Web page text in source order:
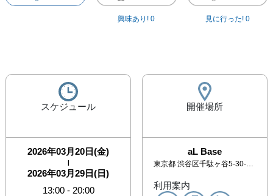
興味あり! 0 見に行った! 0
スケジュール
2026年03月20日(金)
|
2026年03月29日(日)
13:00- 20:00
開催場所
aL Base
東京都 渋谷区千駄ヶ谷5-30-7 1F
利用案内